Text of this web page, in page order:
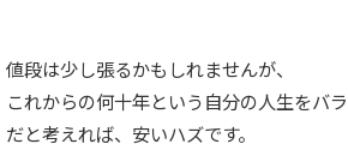
値段は少し張るかもしれませんが、
これからの何十年という自分の人生をバ
だと考えれば、安いハズです。